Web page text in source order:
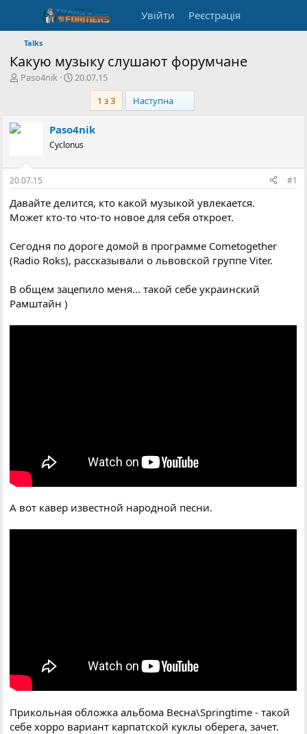
Увійти Реєстрація
Talks
Какую музыку слушают форумчане
А
р
м
и
Paso4nik
Д
с
в
е
н
я
20.07.15
1 з 3
Наступна
Paso4nik
Cyclonus
20.07.15 #1
Давайте делится, кто какой музыкой увлекается.
Может кто-то что-то новое для себя откроет.
Сегодня по дороге домой в программе Cometogether
(Radio Roks), рассказывали о львовской группе Viter.
В общем зацепило меня... такой себе украинский
Рамштайн )
А вот кавер известной народной песни.
Прикольная обложка альбома Весна\Springtime - такой
себе хорро вариант карпатской куклы оберега, зачет.